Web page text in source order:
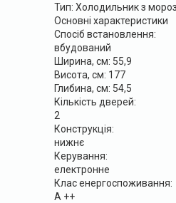
Тип: Холодильник з
Основні характеристики
Спосіб встановлення:
вбудований
Ширина, см: 55,9
Висота, см: 177
Глибина, см: 54,5
Кількість дверей:
2
Конструкція:
нижнє
Керування:
електронне
Клас енергоспоживання:
A ++